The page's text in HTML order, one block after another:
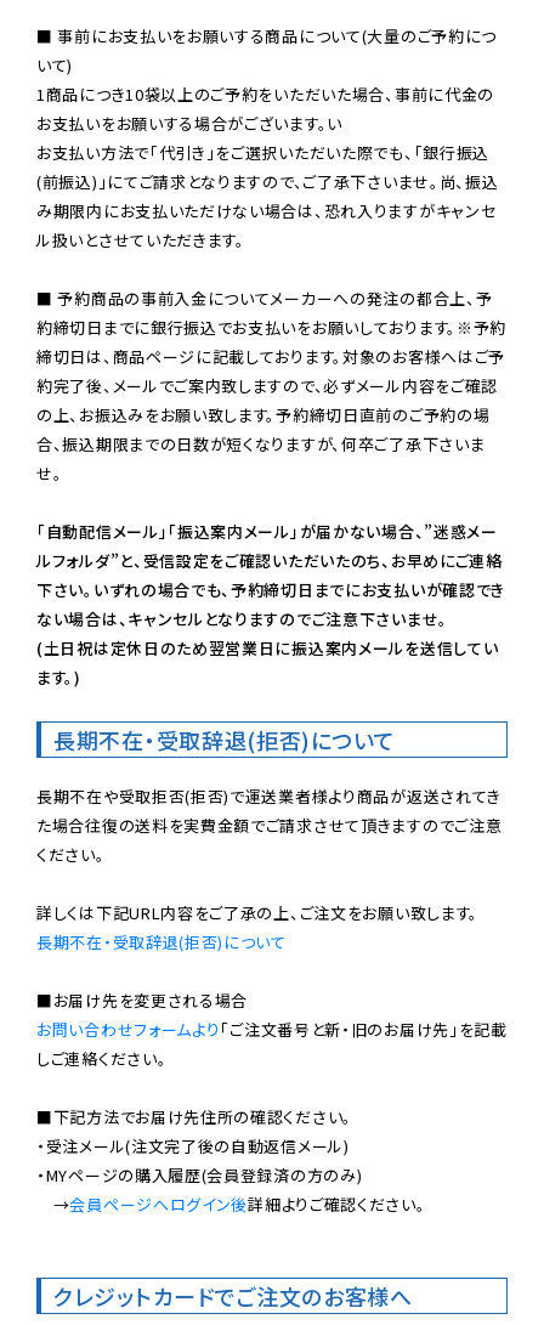
■ 事前にお支払いをお願いする商品について(大量のご予約につ
いて)
1商品につき10袋以上のご予約をいただいた場合、事前に代金の
お支払いをお願いする場合がございます。い
お支払い方法で「代引き」をご選択いただいた際でも、「銀行振込
(前振込)」にてご請求となりますので、ご了承下さいませ。尚、振込
み期限内にお支払いただけない場合は、恐れ入りますがキャンセ
ル扱いとさせていただきます。
■ 予約商品の事前入金についてメーカーへの発注の都合上、予
約締切日までに銀行振込でお支払いをお願いしております。※予約
締切日は、商品ページに記載しております。対象のお客様へはご予
約完了後、メールでご案内致しますので、必ずメール内容をご確認
の上、お振込みをお願い致します。予約締切日直前のご予約の場
合、振込期限までの日数が短くなりますが、何卒ご了承下さいま
せ。
「自動配信メール」「振込案内メール」が届かない場合、”迷惑メー
ルフォルダ”と、受信設定をご確認いただいたのち、お早めにご連絡
下さい。いずれの場合でも、予約締切日までにお支払いが確認でき
ない場合は、キャンセルとなりますのでご注意下さいませ。
(土日祝は定休日のため翌営業日に振込案内メールを送信してい
ます。)
長期不在・受取辞退(拒否)について
長期不在や受取拒否(拒否)で運送業者様より商品が返送されてき
た場合往復の送料を実費金額でご請求させて頂きますのでご注意
ください。
長期不在・受取辞退(拒否)について
お問い合わせフォームより 「ご注文番号と新・旧のお届け先」を記載
しご連絡ください。
■下記方法でお届け先住所の確認ください。
・受注メール(注文完了後の自動返信メール)
・MYページの購入履歴(会員登録済の方のみ)
→会員ページへログイン後詳細よりご確認ください。
クレジットカードでご注文のお客様へ